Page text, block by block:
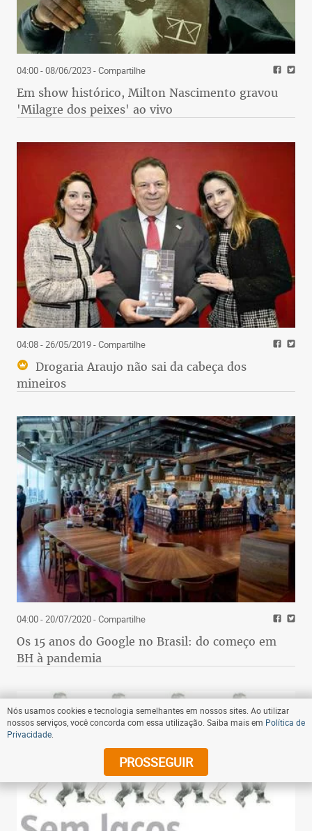
04:00 - 08/06/2023- Compartilhe
Em show histórico, Milton Nascimento gravou
'Milagre dos peixes' ao vivo
04:08 - 26/05/2019- Compartilhe
Drogaria Araujo não sai da cabeça dos
mineiros
04:00 - 20/07/2020- Compartilhe
Os 15 anos do Google no Brasil: do começo em
BH à pandemia
Nós usamos cookies e tecnologia semelhantes em nossos sites. Ao utilizar
nossos serviços, você concorda com essa utilização. Saiba mais em Política de
Privacidade
PROSSEGUIR